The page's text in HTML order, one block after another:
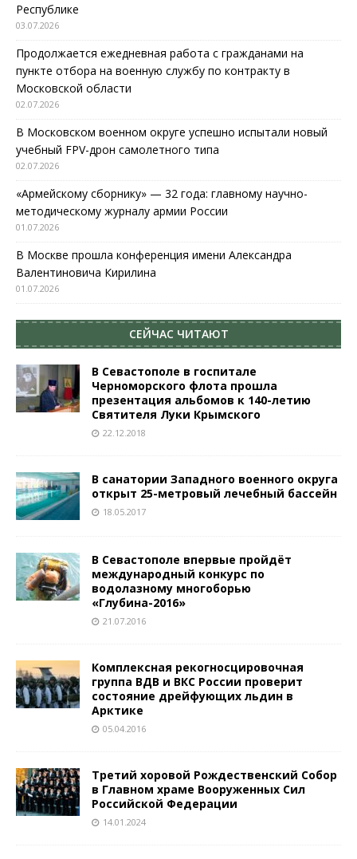
Республике
03.07.2026
Продолжается ежедневная работа с гражданами на
пункте отбора на военную службу по контракту в
Московской области
02.07.2026
В Московском военном округе успешно испытали новый
учебный FPV-дрон самолетного типа
02.07.2026
«Армейскому сборнику» — 32 года: главному научно-
методическому журналу армии России
01.07.2026
В Москве прошла конференция имени Александра
Валентиновича Кирилина
01.07.2026
СЕЙЧАС ЧИТАЮТ
В Севастополе в госпитале
Черноморского флота прошла
презентация альбомов к 140-летию
Святителя Луки Крымского
22.12.2018
В санатории Западного военного округа
открыт 25-метровый лечебный бассейн
18.05.2017
В Севастополе впервые пройдёт
международный конкурс по
водолазному многоборью
«Глубина-2016»
21.07.2016
Комплексная рекогносцировочная
группа ВДВ и ВКС России проверит
состояние дрейфующих льдин в
Арктике
05.04.2016
Третий хоровой Рождественский Собор
в Главном храме Вооруженных Сил
Российской Федерации
14.01.2024